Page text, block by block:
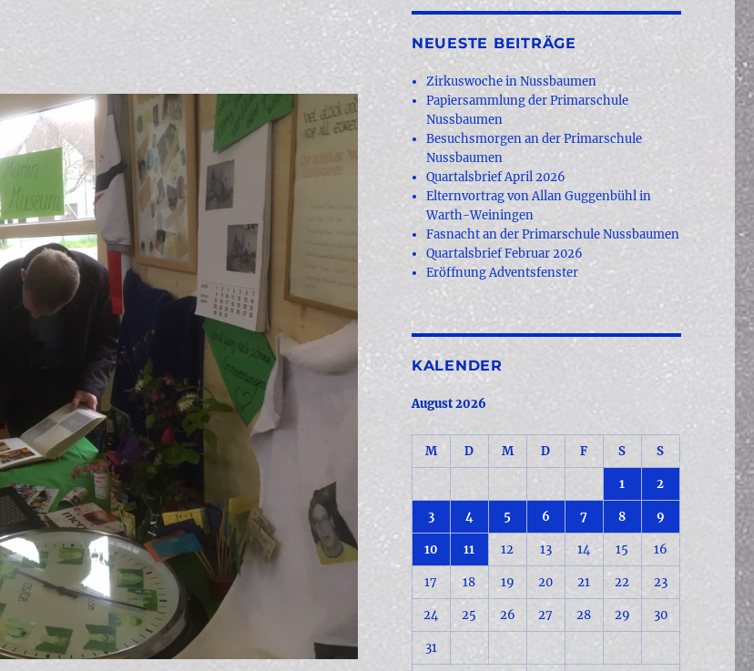
NEUESTE BEITRÄGE
Zirkuswoche in Nussbaumen
Papiersammlung der Primarschule
Nussbaumen
Besuchsmorgen an der Primarschule
Nussbaumen
Quartalsbrief April 2026
Elternvortrag von Allan Guggenbühl in
Warth-Weiningen
Fasnacht an der Primarschule Nussbaumen
Quartalsbrief Februar 2026
Eröffnung Adventsfenster
KALENDER
August 2026
M D M D F S S
1 2
3 4 5 6 7 8 9
10 11 12 13 14 15 16
17 18 19 20 21 22 23
24 25 26 27 28 29 30
31